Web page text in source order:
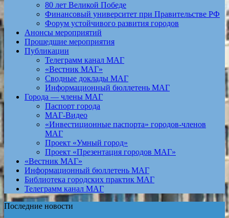
80 лет Великой Победе
Финансовый университет при Правительстве РФ
Форум устойчивого развития городов
Анонсы мероприятий
Прошедшие мероприятия
Публикации
Телеграмм канал МАГ
«Вестник МАГ»
Сводные доклады МАГ
Информационный бюллетень МАГ
Города — члены МАГ
Паспорт города
МАГ-Видео
«Инвестиционные паспорта» городов-членов
МАГ
Проект «Умный город»
Проект «Презентация городов МАГ»
«Вестник МАГ»
Информационный бюллетень МАГ
Библиотека городских практик МАГ
Телеграмм канал МАГ
Последние новости